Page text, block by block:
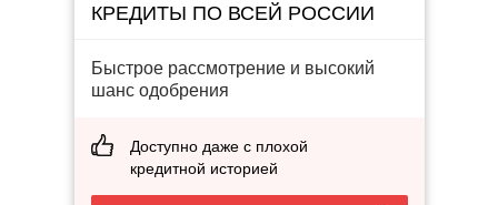
КРЕДИТЫ ПО ВСЕЙ РОССИИ
Быстрое рассмотрение и высокий
шанс одобрения
Доступно даже с плохой
кредитной историей